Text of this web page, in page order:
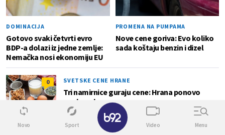
DOMINACIJA
Gotovo svaki četvrti evro
BDP-a dolazi iz jedne zemlje:
Nemačka nosi ekonomiju EU
PROMENA NA PUMPAMA
Nove cene goriva: Evo koliko
sada koštaju benzin i dizel
0 SVETSKE CENE HRANE
Tri namirnice guraju cene: Hrana ponovo
poskupela
Novo Sport Video Menu
✕